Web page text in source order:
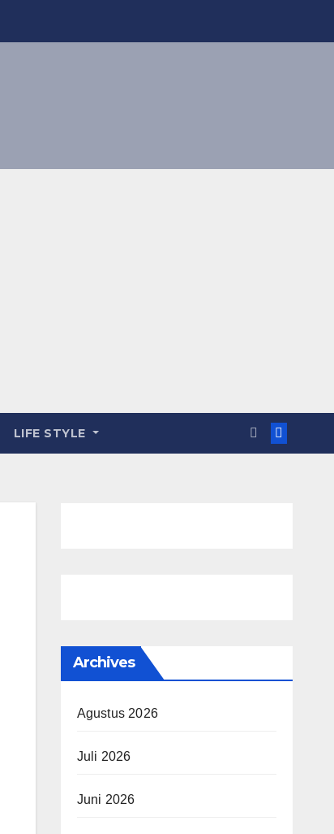
LIFE STYLE
Archives
Agustus 2026
Juli 2026
Juni 2026